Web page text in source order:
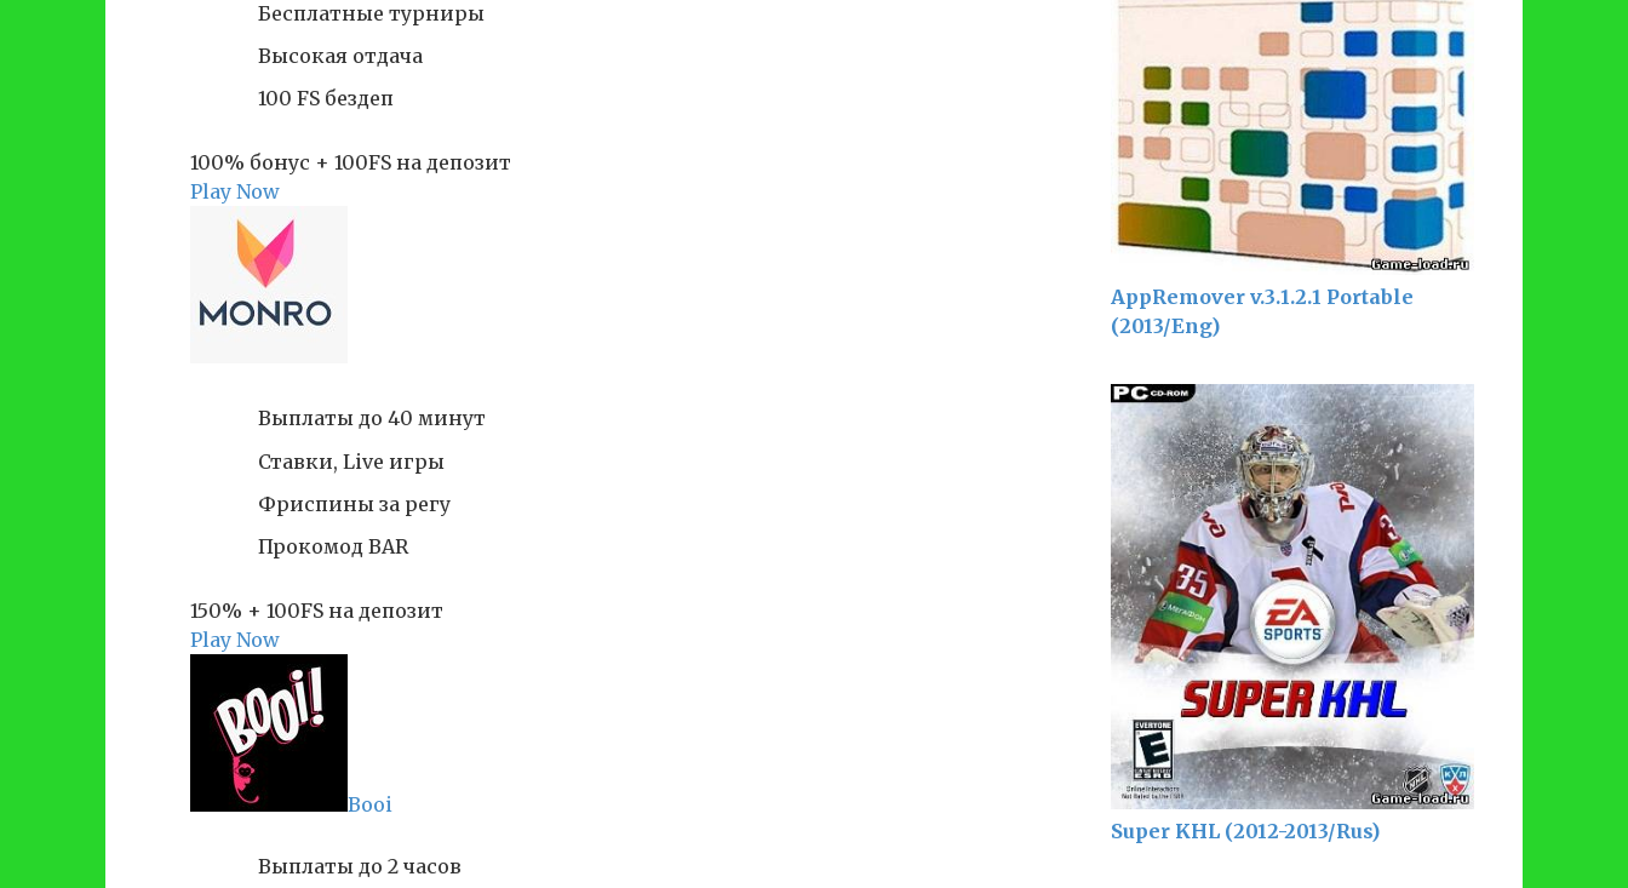
Бесплатные турниры
Высокая отдача
100 FS бездеп
100% бонус + 100FS на депозит
Play Now
Выплаты до 40 минут
Ставки, Live игры
Фриспины за регу
Прокомод BAR
150% + 100FS на депозит
Play Now
Booi
Выплаты до 2 часов
AppRemover v.3.1.2.1 Portable
(2013/Eng)
Super KHL (2012-2013/Rus)